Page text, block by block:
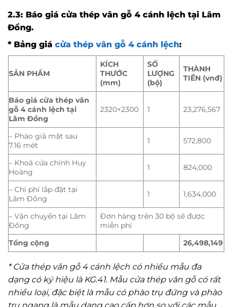
2.3: Báo giá cửa thép vân gỗ 4 cánh lệch tại Lâm
Đồng.
* Bảng giá cửa thép vân gỗ 4 cánh lệch:
SẢN PHẨM
KÍCH
THƯỚC
(mm)
SỐ
LƯỢNG
(bộ)
THÀNH
TIỀN (vnđ)
Báo giá cửa thép vân
gỗ 4 cánh lệch tại
Lâm Đồng
2320×2300 1 23,276,567
– Phào giả mặt sau
7.16 mét
1 572,800
– Khoá cửa chính Huy
Hoàng
1 824,000
– Chi phí lắp đặt tại
Lâm Đồng
1 1,634,000
– Vận chuyển tại Lâm
Đồng
Đơn hàng trên 30 bộ sẽ được
miễn phí
Tổng cộng
26,498,149
* Cửa thép vân gỗ 4 cánh lệch có nhiều mẫu đa
dạng có ký hiệu là KG.41. Mẫu cửa thép vân gỗ có rất
nhiều loại, đặc biệt là mẫu có phào trụ đứng và phào